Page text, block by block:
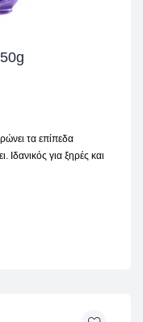
τα επίπεδα
Ιδανικός για ξηρές και